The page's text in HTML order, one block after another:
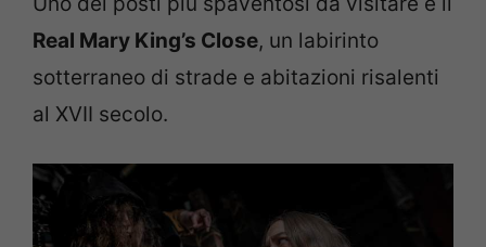
Real Mary King’s Close, un labirinto
sotterraneo di strade e abitazioni risalenti
al XVII secolo.